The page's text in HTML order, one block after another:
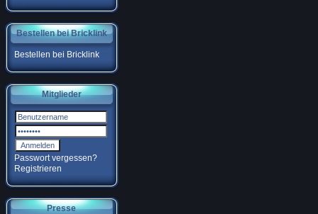
Bestellen bei Bricklink
Bestellen bei Bricklink
Mitglieder
Passwort vergessen?
Registrieren
Presse